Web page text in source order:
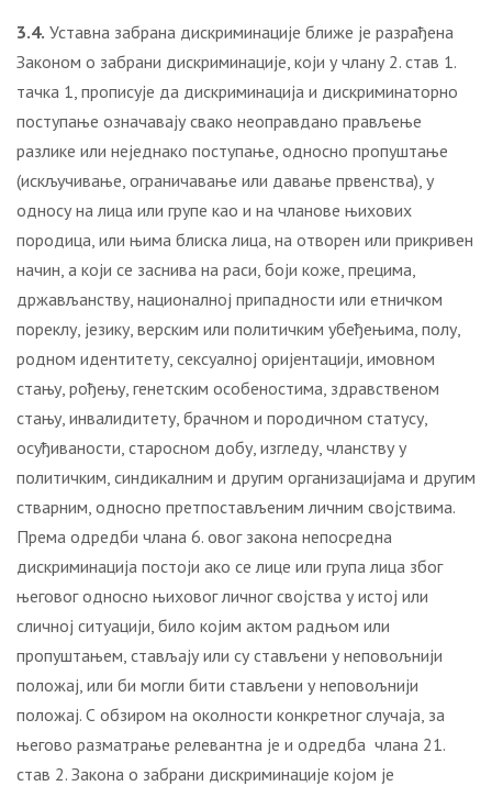
3.4. Уставна забрана дискриминације ближе је разрађена
Законом о забрани дискриминације, који у члану 2. став 1.
тачка 1, прописује да дискриминација и дискриминаторно
поступање означавају свако неоправдано прављење
разлике или неједнако поступање, односно пропуштање
(искључивање, ограничавање или давање првенства), у
односу на лица или групе као и на чланове њихових
породица, или њима блиска лица, на отворен или прикривен
начин, а који се заснива на раси, боји коже, прецима,
држављанству, националној припадности или етничком
пореклу, језику, верским или политичким убеђењима, полу,
родном идентитету, сексуалној оријентацији, имовном
стању, рођењу, генетским особеностима, здравственом
стању, инвалидитету, брачном и породичном статусу,
осуђиваности, старосном добу, изгледу, чланству у
политичким, синдикалним и другим организацијама и другим
стварним, односно претпостављеним личним својствима.
Према одредби члана 6. овог закона непосредна
дискриминација постоји ако се лице или група лица због
његовог односно њиховог личног својства у истој или
сличној ситуацији, било којим актом радњом или
пропуштањем, стављају или су стављени у неповољнији
положај, или би могли бити стављени у неповољнији
положај. С обзиром на околности конкретног случаја, за
његово разматрање релевантна је и одредба члана 21.
став 2. Закона о забрани дискриминације којом је